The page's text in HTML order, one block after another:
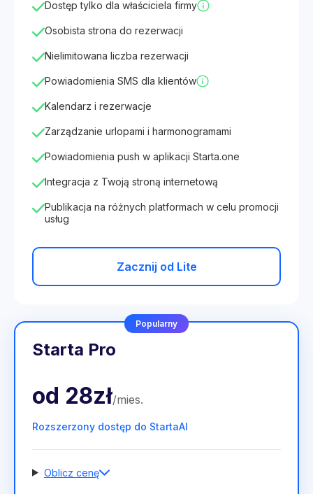
Dostęp tylko dla właściciela firmy
Osobista strona do rezerwacji
Nielimitowana liczba rezerwacji
Powiadomienia SMS dla klientów
Kalendarz i rezerwacje
Zarządzanie urlopami i harmonogramami
Powiadomienia push w aplikacji Starta.one
Integracja z Twoją stroną internetową
Publikacja na różnych platformach w celu promocji
usług
Zacznij od Lite
Popularny
Starta Pro
od 28zł/mies.
Rozszerzony dostęp do StartaAI
Oblicz cenę